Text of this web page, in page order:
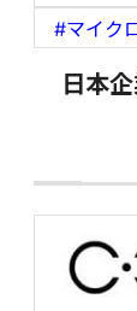
#マイク
日本